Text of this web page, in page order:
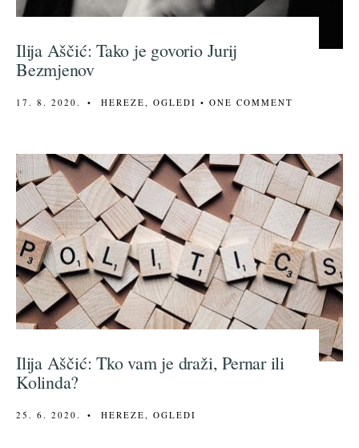
Ilija Aščić: Tako je govorio Jurij
Bezmjenov
17. 8. 2020. • HEREZE, OGLEDI • ONE COMMENT
Ilija Aščić: Tko vam je draži, Pernar ili
Kolinda?
25. 6. 2020. • HEREZE, OGLEDI